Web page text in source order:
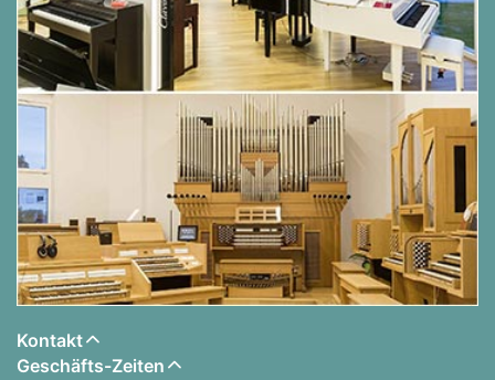
Inhalt:
Lernziele des Unterrichtswerks
Basis-Info 1: Die Achtelnote
die punktierte Viertelnote,
F im Bass-Schlüssel, Akkord G7
alla breve
Ensemble 1
Improvisation 1 / Animation 1
Song 1
Test 1
Basis-Info 2: h/h1 und c2; D.C. al ++
Spieltechnik: Tonleiter, Untersatz, Übersatz
Ensemble 2
Kontakt
Geschäfts-Zeiten